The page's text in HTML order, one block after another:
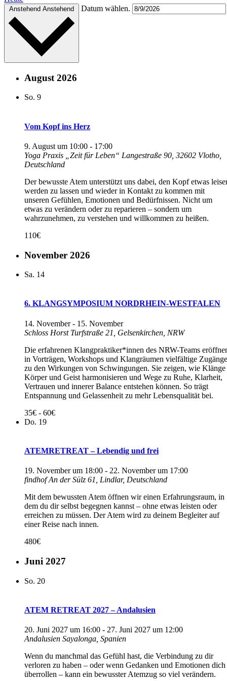
Anstehend Anstehend Datum wählen.
August 2026
So. 9
Vom Kopf ins Herz
9. August um 10:00 - 17:00
Yoga Praxis „Zeit für Leben“ Langestraße 90, 32602 Vlotho,
Deutschland
Der bewusste Atem unterstützt uns dabei, den Kopf etwas
werden zu lassen und wieder in Kontakt zu kommen mit
unseren Gefühlen, Emotionen und Bedürfnissen. Nicht um
etwas zu verändern oder zu reparieren – sondern um
wahrzunehmen, zu verstehen und willkommen zu heißen.
110€
November 2026
Sa. 14
6. KLANGSYMPOSIUM NORDRHEIN-WESTFALEN
14. November- 15. November
Schloss Horst Turfstraße 21, Gelsenkirchen, NRW
Die erfahrenen Klangpraktiker*innen des NRW-Teams
in Vorträgen, Workshops und Klangräumen vielfältige Zugänge
zu den Wirkungen von Schwingungen. Sie zeigen, wie Klänge
Körper und Geist harmonisieren und Wege zu Ruhe, Klarheit,
Vertrauen und innerer Balance entstehen können. So trägt
Entspannung und Gelassenheit zu mehr Lebensqualität bei.
35€ - 60€
Do. 19
ATEMRETREAT – Lebendig und frei
19. November um 18:00 - 22. November um 17:00
findhofAn der Sülz 61, Lindlar, Deutschland
Mit dem bewussten Atem öffnen wir einen Erfahrungsraum, in
dem du dir selbst begegnen kannst – ohne etwas leisten oder
erreichen zu müssen. Der Atem wird zu deinem Begleiter auf
einer Reise nach innen.
480€
Juni 2027
So. 20
ATEM RETREAT 2027 – Andalusien
20. Juni 2027 um 16:00 - 27. Juni 2027 um 12:00
Andalusien Sayalonga, Spanien
Wenn du manchmal das Gefühl hast, die Verbindung zu dir
verloren zu haben – oder wenn Gedanken und Emotionen dich
überrollen – kann ein bewusster Atemzug so viel verändern.